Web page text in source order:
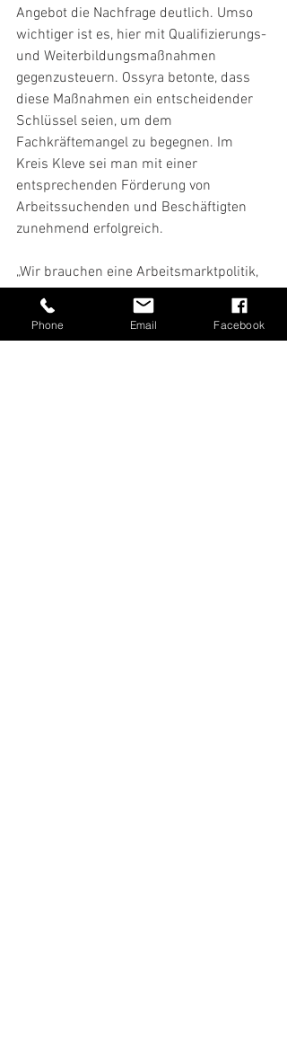
Angebot die Nachfrage deutlich. Umso
wichtiger ist es, hier mit Qualifizierungs-
und Weiterbildungsmaßnahmen
gegenzusteuern. Ossyra betonte, dass
diese Maßnahmen ein entscheidender
Schlüssel seien, um dem
Fachkräftemangel zu begegnen. Im
Kreis Kleve sei man mit einer
entsprechenden Förderung von
Arbeitssuchenden und Beschäftigten
zunehmend erfolgreich.
„Wir brauchen eine Arbeitsmarktpolitik,
die Vermittlung, Qualifizierung und
Ausbildung konsequent in den
Mittelpunkt stellt und Betriebe wie
Phone Email Facebook